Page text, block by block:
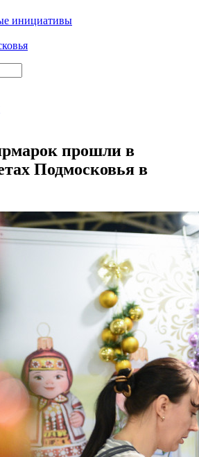
инициативы
прошли в
Подмосковья в